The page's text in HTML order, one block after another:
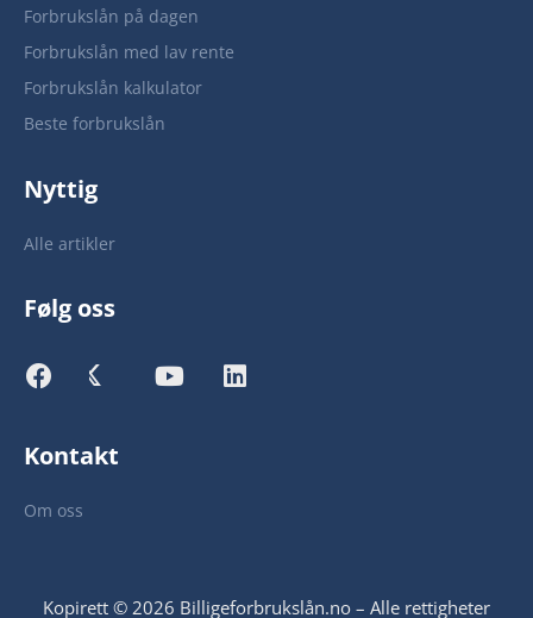
Forbrukslån på dagen
Forbrukslån med lav rente
Forbrukslån kalkulator
Beste forbrukslån
Nyttig
Alle artikler
Følg oss
Kontakt
Om oss
Kopirett © 2026 Billigeforbrukslån.no – Alle rettigheter